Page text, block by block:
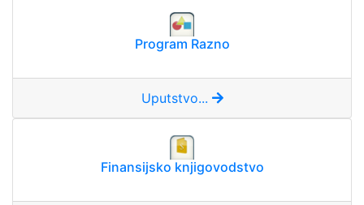
Program Razno
Uputstvo...
Finansijsko knjigovodstvo